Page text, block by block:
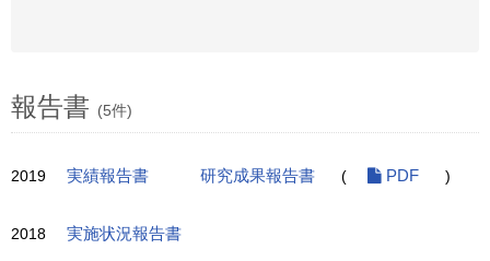
報告書 (5件)
2019 実績報告書 研究成果報告書 ( PDF )
2018 実施状況報告書